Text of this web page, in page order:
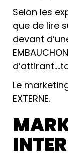
Selon les
que de lire
devant
Le
EXTERNE.